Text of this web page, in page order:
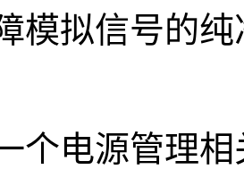
模拟信号的
个电源管理